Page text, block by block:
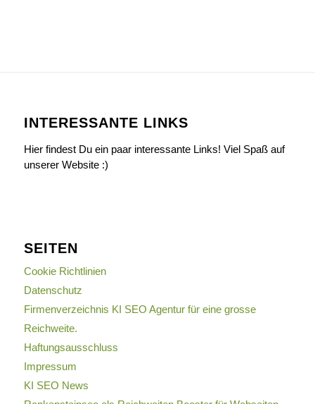
INTERESSANTE LINKS
Hier findest Du ein paar interessante Links! Viel Spaß auf
unserer Website :)
SEITEN
Cookie Richtlinien
Datenschutz
Firmenverzeichnis KI SEO Agentur für eine grosse
Reichweite.
Haftungsausschluss
Impressum
KI SEO News